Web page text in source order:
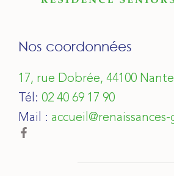
Nos coordonnées
17, rue Dobrée, 44100
Tél: 02 40 69 17 90
Mail :